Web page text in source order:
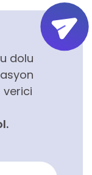
dolu
verici